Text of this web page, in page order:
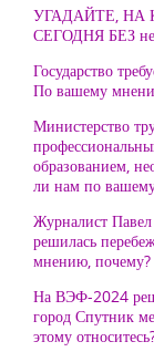
УГАДАЙТЕ,
СЕГОДНЯ БЕЗ
Государство
По вашему
Министерство
образованием,
ли нам по
Журналист
решилась
мнению, почему?
На ВЭФ-2024
город Спутник
этому